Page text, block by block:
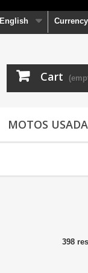
English
Cart
MOTOS
398